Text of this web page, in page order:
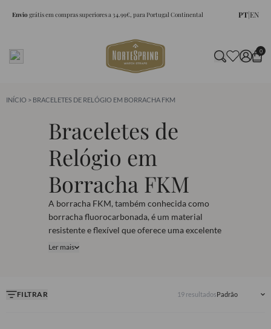
Enviográtis em compras superiores a 34.99€, para Portugal Continental PT|EN
0
INÍCIO > BRACELETES DE RELÓGIO EM BORRACHA FKM
Braceletes de
Relógio em
Borracha FKM
A borracha FKM, também conhecida como
borracha fluorocarbonada, é um material
resistente e flexível que oferece uma excelente
resistência a condições extremas, como calor,
borracha FKM são a escolha certa. Explore as
Ler mais
FILTRAR 19 resultados